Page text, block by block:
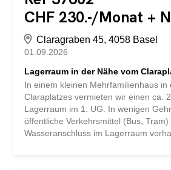
CHF 230.-/Monat +
Claragraben 45, 4058 Basel
01.09.2026
Lagerraum in der Nähe vom
In einem kleinen Mehrfamilienhaus in
Claraplatzes vermieten wir einen ca.
Lagerraum im 1. UG. In wenigen
öffentliche Verkehrsmittel (Bus,
Wasseranschluss im Lagerraum